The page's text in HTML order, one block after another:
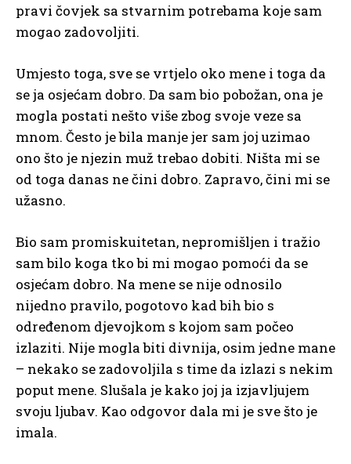
pravi čovjek sa stvarnim potrebama koje sam
mogao zadovoljiti.
Umjesto toga, sve se vrtjelo oko mene i toga da
se ja osjećam dobro. Da sam bio pobožan, ona je
mogla postati nešto više zbog svoje veze sa
mnom. Često je bila manje jer sam joj uzimao
ono što je njezin muž trebao dobiti. Ništa mi se
od toga danas ne čini dobro. Zapravo, čini mi se
užasno.
Bio sam promiskuitetan, nepromišljen i tražio
sam bilo koga tko bi mi mogao pomoći da se
osjećam dobro. Na mene se nije odnosilo
nijedno pravilo, pogotovo kad bih bio s
određenom djevojkom s kojom sam počeo
izlaziti. Nije mogla biti divnija, osim jedne mane
– nekako se zadovoljila s time da izlazi s nekim
poput mene. Slušala je kako joj ja izjavljujem
svoju ljubav. Kao odgovor dala mi je sve što je
imala.